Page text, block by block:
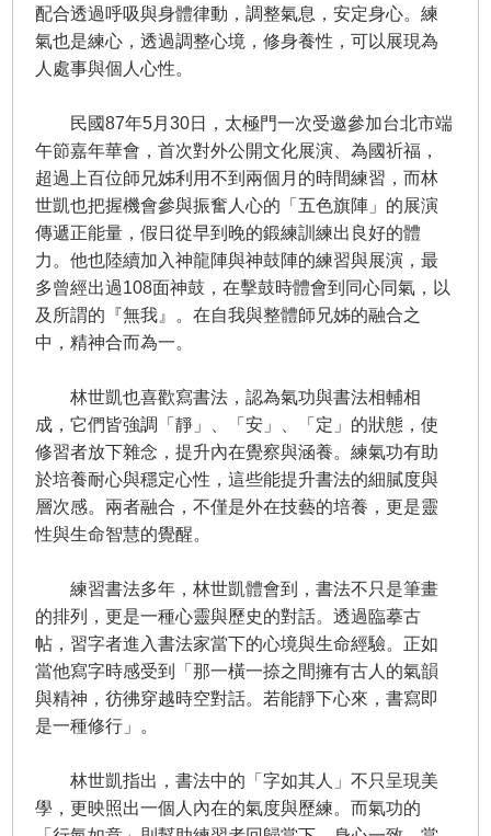
配合透過呼吸與身體律動，調整氣息，安定身心。練
氣也是練心，透過調整心境，修身養性，可以展現為
人處事與個人心性。
民國87年5月30日，太極門一次受邀參加台北市端
午節嘉年華會，首次對外公開文化展演、為國祈福，
超過上百位師兄姊利用不到兩個月的時間練習，而林
世凱也把握機會參與振奮人心的「五色旗陣」的展演
傳遞正能量，假日從早到晚的鍛練訓練出良好的體
力。他也陸續加入神龍陣與神鼓陣的練習與展演，最
多曾經出過108面神鼓，在擊鼓時體會到同心同氣，以
及所謂的『無我』。在自我與整體師兄姊的融合之
中，精神合而為一。
林世凱也喜歡寫書法，認為氣功與書法相輔相
成，它們皆強調「靜」、「安」、「定」的狀態，使
修習者放下雜念，提升內在覺察與涵養。練氣功有助
於培養耐心與穩定心性，這些能提升書法的細膩度與
層次感。兩者融合，不僅是外在技藝的培養，更是靈
性與生命智慧的覺醒。
練習書法多年，林世凱體會到，書法不只是筆畫
的排列，更是一種心靈與歷史的對話。透過臨摹古
帖，習字者進入書法家當下的心境與生命經驗。正如
當他寫字時感受到「那一橫一捺之間擁有古人的氣韻
與精神，彷彿穿越時空對話。若能靜下心來，書寫即
是一種修行」。
林世凱指出，書法中的「字如其人」不只呈現美
學，更映照出一個人內在的氣度與歷練。而氣功的